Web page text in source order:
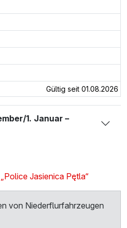
Gültig seit 01.08.2026
1. Januar –
Jasienica Pętla“
von Niederflurfahrzeugen